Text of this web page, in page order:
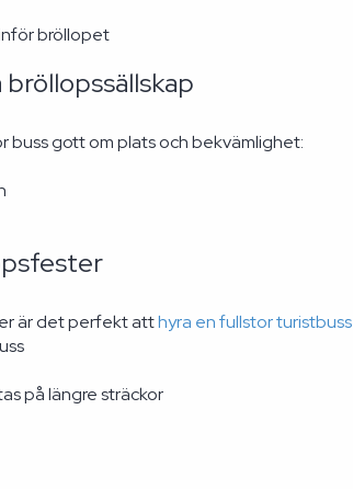
bröllopet
buss gott om plats och bekvämlighet:
är det perfekt atthyra en fullstor turistbuss
på längre sträckor